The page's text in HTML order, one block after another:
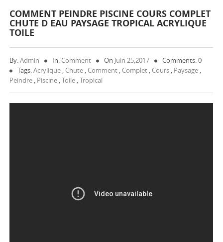
COMMENT PEINDRE PISCINE COURS COMPLET
CHUTE D EAU PAYSAGE TROPICAL ACRYLIQUE
TOILE
By:Admin In: Comment On Juin 25,2017
Comments: 0
Tags:Acrylique , Chute , Comment , Complet , Cours , Paysage ,
Peindre , Piscine ,Toile ,Tropical